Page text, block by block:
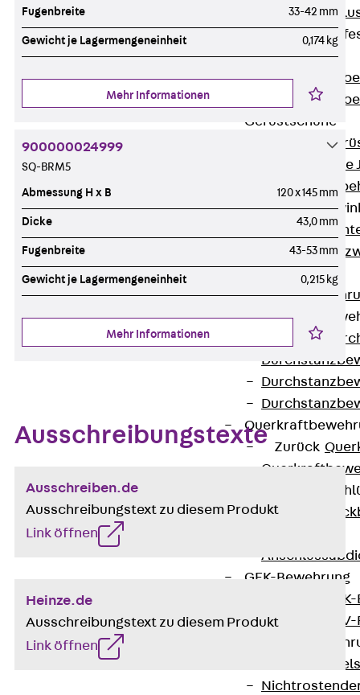
Zurück
Gerüstschuhe
Gerüstschuhe
Zurück
Zurück
Zurück
Zurück
Zurück
GFK-Bewehrung
FIBERNOX® V-
Fugenbreite 33-42 mm
Gewicht je Lagermengeneinheit 0,174 kg
Mehr Informationen
900000024999
SQ-BRM5
Abmessung H x B 120 x 145 mm
Dicke 43,0 mm
Fugenbreite 43-53 mm
Gewicht je Lagermengeneinheit 0,215 kg
Mehr Informationen
Ausschreibungstexte
Ausschreiben.de
Ausschreibungstext zu diesem Produkt
Link öffnen
Heinze.de
Ausschreibungstext zu diesem Produkt
Link öffnen